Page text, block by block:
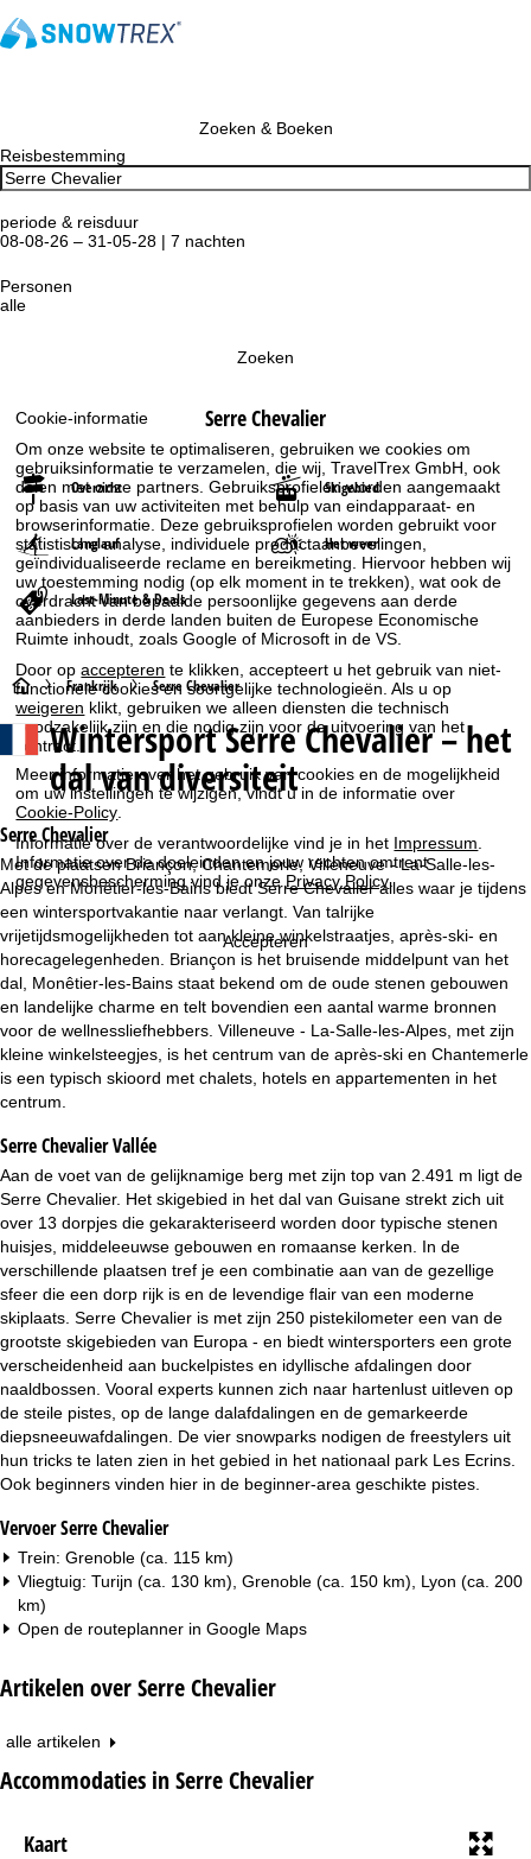
Cookie-informatie
Om onze website te optimaliseren, gebruiken we cookies om
gebruiksinformatie te verzamelen, die wij, TravelTrex GmbH, ook
delen met onze partners. Gebruiksprofielen worden aangemaakt
op basis van uw activiteiten met behulp van eindapparaat- en
browserinformatie. Deze gebruiksprofielen worden gebruikt voor
statistische analyse, individuele productaanbevelingen,
geïndividualiseerde reclame en bereikmeting. Hiervoor hebben wij
uw toestemming nodig (op elk moment in te trekken), wat ook de
overdracht van bepaalde persoonlijke gegevens aan derde
aanbieders in derde landen buiten de Europese Economische
Ruimte inhoudt, zoals Google of Microsoft in de VS.
Door opaccepteren te klikken, accepteert u het gebruik van niet-
functionele cookies en soortgelijke technologieën. Als u op
weigeren klikt, gebruiken we alleen diensten die technisch
noodzakelijk zijn en die nodig zijn voor de uitvoering van het
contract.
Meer informatie over het gebruik van cookies en de mogelijkheid
om uw instellingen te wijzigen, vindt u in de informatie over
Cookie-Policy
Informatie over de verantwoordelijke vind je in het Impressum
Informatie over de doeleinden en jouw rechten omtrent
gegevensbescherming vind je onze Privacy Policy.
Accepteren
Zoeken & Boeken
Reisbestemming
periode & reisduur
08-08-26 – 31-05-28 | 7 nachten
Personen
alle
Zoeken
Serre Chevalier
Overzicht Skigebied
Langlauf Het weer
Last-Minute & Deals
S
t
a
r
t
p
a
g
i
a
Frankrijk Serre Chevalier
WintersportSerre Chevalier – het
dal van diversiteit
Serre Chevalier
Met de plaatsen Briançon, Chantemerle, Villeneuve - La-Salle-les-
Alpes en Monêtier-les-Bains biedt Serre Chevalier alles waar je tijdens
een wintersportvakantie naar verlangt. Van talrijke
vrijetijdsmogelijkheden tot aan kleine winkelstraatjes, après-ski- en
horecagelegenheden. Briançon is het bruisende middelpunt van het
dal, Monêtier-les-Bains staat bekend om de oude stenen gebouwen
en landelijke charme en telt bovendien een aantal warme bronnen
voor de wellnessliefhebbers. Villeneuve - La-Salle-les-Alpes, met zijn
kleine winkelsteegjes, is het centrum van de après-ski en Chantemerle
is een typisch skioord met chalets, hotels en appartementen in het
centrum.
Serre Chevalier Vallée
Aan de voet van de gelijknamige berg met zijn top van 2.491 m ligt de
Serre Chevalier. Het skigebied in het dal van Guisane strekt zich uit
over 13 dorpjes die gekarakteriseerd worden door typische stenen
huisjes, middeleeuwse gebouwen en romaanse kerken. In de
verschillende plaatsen tref je een combinatie aan van de gezellige
sfeer die een dorp rijk is en de levendige flair van een moderne
skiplaats. Serre Chevalier is met zijn 250 pistekilometer een van de
grootste skigebieden van Europa - en biedt wintersporters een grote
verscheidenheid aan buckelpistes en idyllische afdalingen door
naaldbossen. Vooral experts kunnen zich naar hartenlust uitleven op
de steile pistes, op de lange dalafdalingen en de gemarkeerde
diepsneeuwafdalingen. De vier snowparks nodigen de freestylers uit
hun tricks te laten zien in het gebied in het nationaal park Les Ecrins.
Ook beginners vinden hier in de beginner-area geschikte pistes.
Vervoer Serre Chevalier
Trein: Grenoble (ca. 115 km)
Vliegtuig: Turijn (ca. 130 km), Grenoble (ca. 150 km), Lyon (ca. 200
km)
Open de routeplanner in Google Maps
Artikelen over Serre Chevalier
alle artikelen
Accommodaties in Serre Chevalier
Kaart